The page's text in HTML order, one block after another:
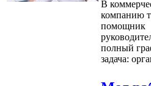
В
компанию
помощник
полный
задача: